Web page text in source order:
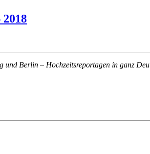
und Berlin – Hochzeitsreportagen in ganz